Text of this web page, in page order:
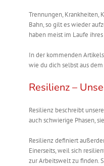
Trennungen, Krankheiten,
Bahn, so gilt es wieder
haben meist im Laufe
In der kommenden
wie du dich selbst aus
Resilienz –
Resilienz beschreibt
auch schwierige Phasen, sie
Resilienz definiert
Einerseits, weil sich
zur Arbeitswelt zu finden.